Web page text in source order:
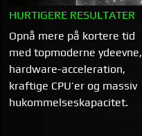
HURTIGERE RESULTATER
Opnå mere på kortere tid
med topmoderne ydeevne,
hardware-acceleration,
kraftige CPU’er og massiv
hukommelseskapacitet.